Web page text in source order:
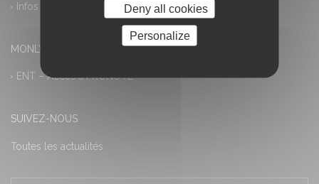
Infos pratiques
MONLYCEE.NET (ENT) – PRONOTE
ENT – Accès à PRONOTE
SUIVEZ-NOUS
Toutes les actualités
Deny all cookies
Personalize